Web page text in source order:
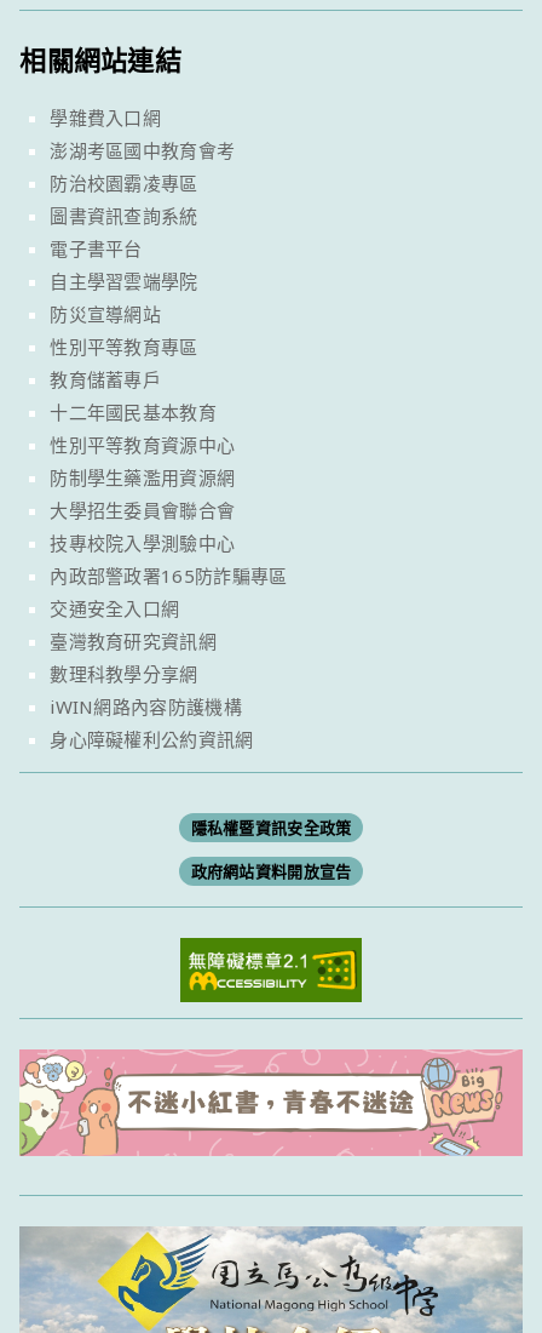
相關網站連結
學雜費入口網
澎湖考區國中教育會考
防治校園霸凌專區
圖書資訊查詢系統
電子書平台
自主學習雲端學院
防災宣導網站
性別平等教育專區
教育儲蓄專戶
十二年國民基本教育
性別平等教育資源中心
防制學生藥濫用資源網
大學招生委員會聯合會
技專校院入學測驗中心
內政部警政署165防詐騙專區
交通安全入口網
臺灣教育研究資訊網
數理科教學分享網
iWIN網路內容防護機構
身心障礙權利公約資訊網
隱私權暨資訊安全政策
政府網站資料開放宣告